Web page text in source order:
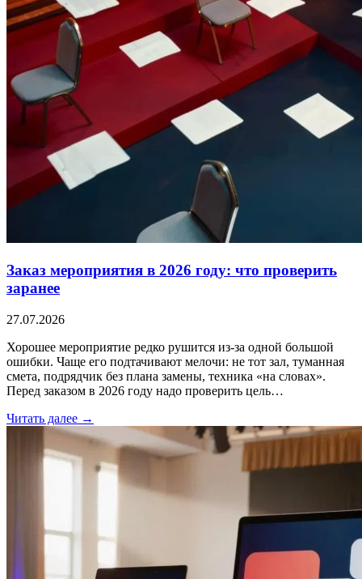
Заказ мероприятия в 2026 году: что проверить
заранее
27.07.2026
Хорошее мероприятие редко рушится из-за одной большой
ошибки. Чаще его подтачивают мелочи: не тот зал, туманная
смета, подрядчик без плана замены, техника «на словах».
Перед заказом в 2026 году надо проверить цель…
Читать далее →